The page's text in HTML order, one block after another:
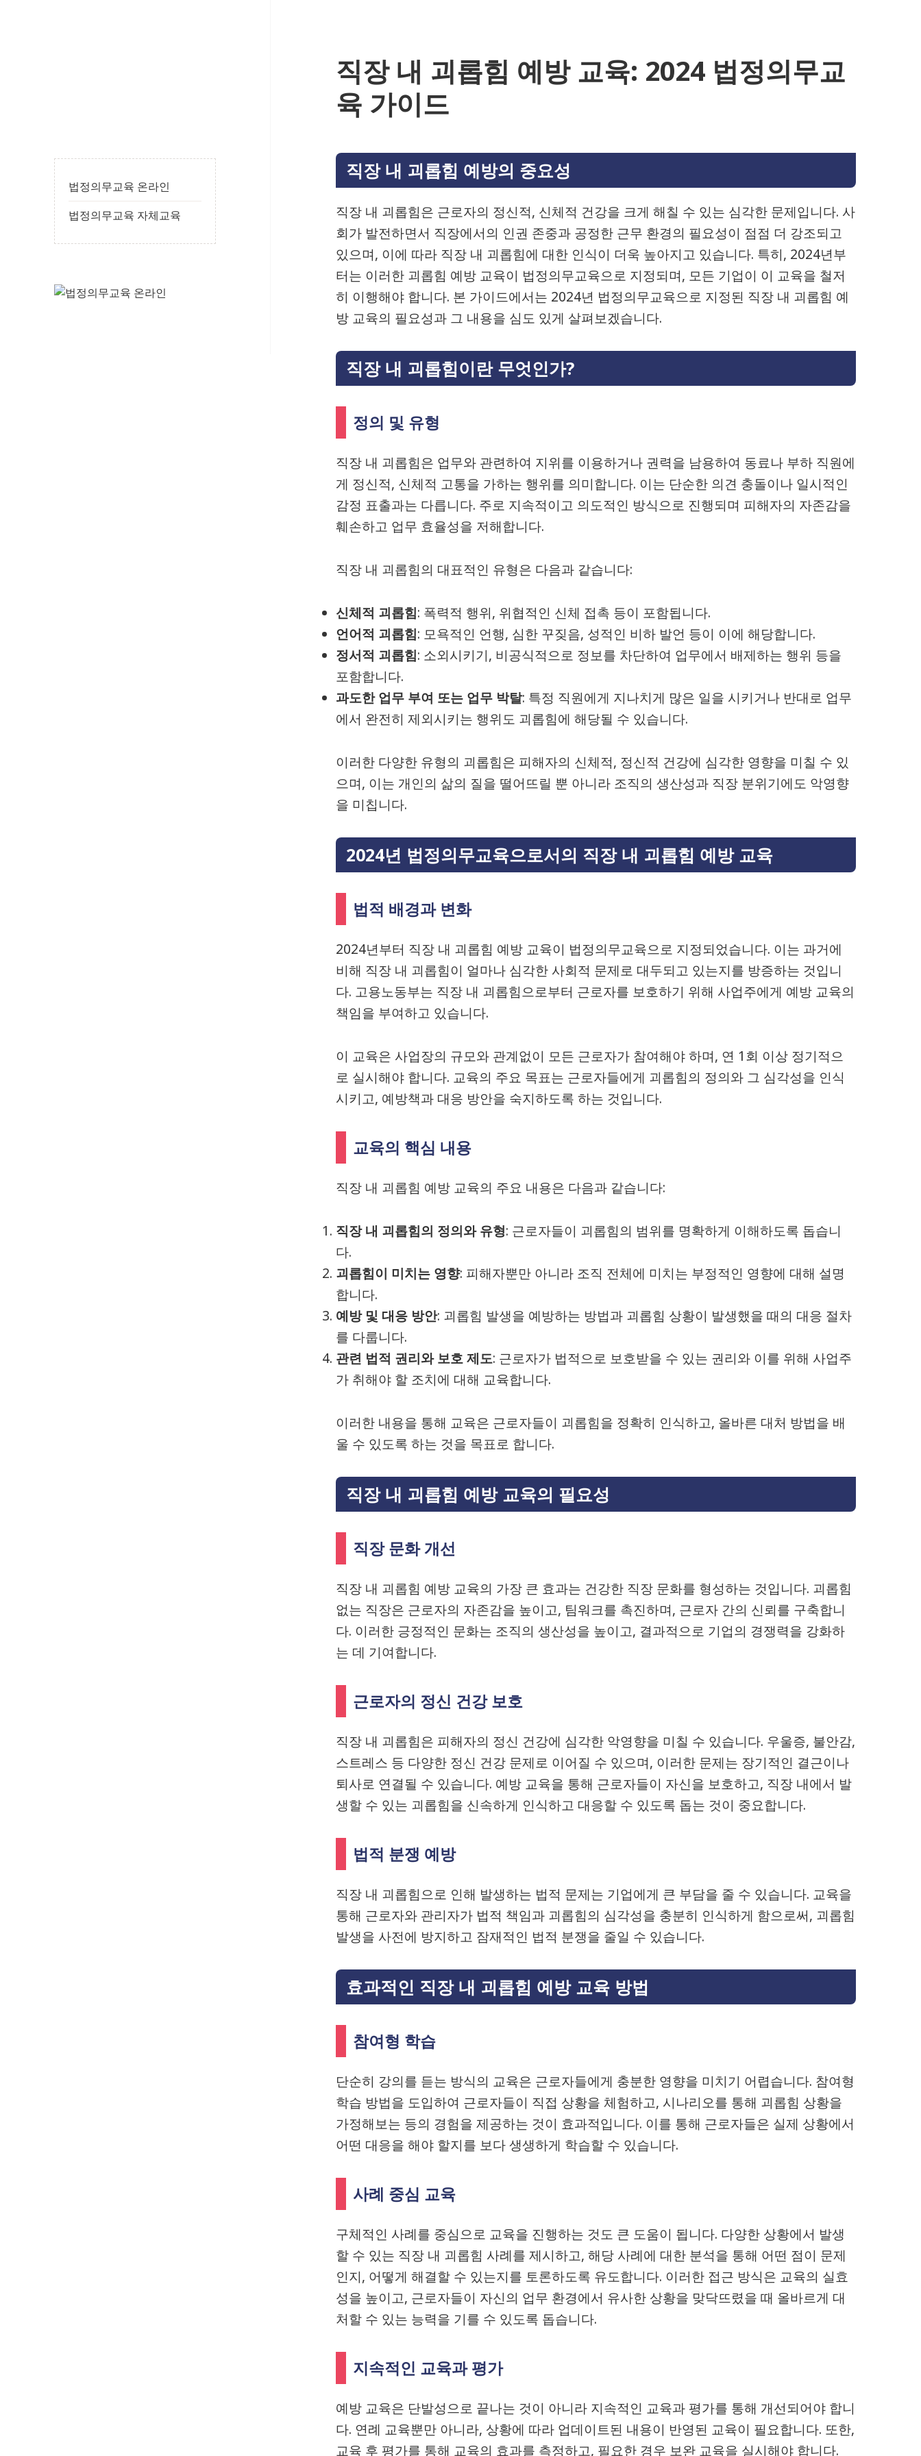
의
무
교
육
온
인
법정의무교육 온라인
법정의무교육 자체교육
직장 내 괴롭힘 예방 교육: 2024 법정의무교
육 가이드
직장 내 괴롭힘 예방의 중요성
직장 내 괴롭힘은 근로자의 정신적, 신체적 건강을 크게 해칠 수 있는 심각한 문제입니다. 사
회가 발전하면서 직장에서의 인권 존중과 공정한 근무 환경의 필요성이 점점 더 강조되고
있으며, 이에 따라 직장 내 괴롭힘에 대한 인식이 더욱 높아지고 있습니다. 특히, 2024년부
터는 이러한 괴롭힘 예방 교육이 법정의무교육으로 지정되며, 모든 기업이 이 교육을 철저
히 이행해야 합니다. 본 가이드에서는 2024년 법정의무교육으로 지정된 직장 내 괴롭힘 예
방 교육의 필요성과 그 내용을 심도 있게 살펴보겠습니다.
직장 내 괴롭힘이란 무엇인가?
정의 및 유형
직장 내 괴롭힘은 업무와 관련하여 지위를 이용하거나 권력을 남용하여 동료나 부하 직원에
게 정신적, 신체적 고통을 가하는 행위를 의미합니다. 이는 단순한 의견 충돌이나 일시적인
감정 표출과는 다릅니다. 주로 지속적이고 의도적인 방식으로 진행되며 피해자의 자존감을
훼손하고 업무 효율성을 저해합니다.
직장 내 괴롭힘의 대표적인 유형은 다음과 같습니다:
신체적 괴롭힘: 폭력적 행위, 위협적인 신체 접촉 등이 포함됩니다.
언어적 괴롭힘: 모욕적인 언행, 심한 꾸짖음, 성적인 비하 발언 등이 이에 해당합니다.
정서적 괴롭힘: 소외시키기, 비공식적으로 정보를 차단하여 업무에서 배제하는 행위 등을
포함합니다.
과도한 업무 부여 또는 업무 박탈: 특정 직원에게 지나치게 많은 일을 시키거나 반대로 업무
에서 완전히 제외시키는 행위도 괴롭힘에 해당될 수 있습니다.
이러한 다양한 유형의 괴롭힘은 피해자의 신체적, 정신적 건강에 심각한 영향을 미칠 수 있
으며, 이는 개인의 삶의 질을 떨어뜨릴 뿐 아니라 조직의 생산성과 직장 분위기에도 악영향
을 미칩니다.
2024년 법정의무교육으로서의 직장 내 괴롭힘 예방 교육
법적 배경과 변화
2024년부터 직장 내 괴롭힘 예방 교육이 법정의무교육으로 지정되었습니다. 이는 과거에
비해 직장 내 괴롭힘이 얼마나 심각한 사회적 문제로 대두되고 있는지를 방증하는 것입니
다. 고용노동부는 직장 내 괴롭힘으로부터 근로자를 보호하기 위해 사업주에게 예방 교육의
책임을 부여하고 있습니다.
이 교육은 사업장의 규모와 관계없이 모든 근로자가 참여해야 하며, 연 1회 이상 정기적으
로 실시해야 합니다. 교육의 주요 목표는 근로자들에게 괴롭힘의 정의와 그 심각성을 인식
시키고, 예방책과 대응 방안을 숙지하도록 하는 것입니다.
교육의 핵심 내용
직장 내 괴롭힘 예방 교육의 주요 내용은 다음과 같습니다:
직장 내 괴롭힘의 정의와 유형: 근로자들이 괴롭힘의 범위를 명확하게 이해하도록 돕습니
다.
괴롭힘이 미치는 영향: 피해자뿐만 아니라 조직 전체에 미치는 부정적인 영향에 대해 설명
합니다.
예방 및 대응 방안: 괴롭힘 발생을 예방하는 방법과 괴롭힘 상황이 발생했을 때의 대응 절차
를 다룹니다.
관련 법적 권리와 보호 제도: 근로자가 법적으로 보호받을 수 있는 권리와 이를 위해 사업주
가 취해야 할 조치에 대해 교육합니다.
이러한 내용을 통해 교육은 근로자들이 괴롭힘을 정확히 인식하고, 올바른 대처 방법을 배
울 수 있도록 하는 것을 목표로 합니다.
직장 내 괴롭힘 예방 교육의 필요성
직장 문화 개선
직장 내 괴롭힘 예방 교육의 가장 큰 효과는 건강한 직장 문화를 형성하는 것입니다. 괴롭힘
없는 직장은 근로자의 자존감을 높이고, 팀워크를 촉진하며, 근로자 간의 신뢰를 구축합니
다. 이러한 긍정적인 문화는 조직의 생산성을 높이고, 결과적으로 기업의 경쟁력을 강화하
는 데 기여합니다.
근로자의 정신 건강 보호
직장 내 괴롭힘은 피해자의 정신 건강에 심각한 악영향을 미칠 수 있습니다. 우울증, 불안감,
스트레스 등 다양한 정신 건강 문제로 이어질 수 있으며, 이러한 문제는 장기적인 결근이나
퇴사로 연결될 수 있습니다. 예방 교육을 통해 근로자들이 자신을 보호하고, 직장 내에서 발
생할 수 있는 괴롭힘을 신속하게 인식하고 대응할 수 있도록 돕는 것이 중요합니다.
법적 분쟁 예방
직장 내 괴롭힘으로 인해 발생하는 법적 문제는 기업에게 큰 부담을 줄 수 있습니다. 교육을
통해 근로자와 관리자가 법적 책임과 괴롭힘의 심각성을 충분히 인식하게 함으로써, 괴롭힘
발생을 사전에 방지하고 잠재적인 법적 분쟁을 줄일 수 있습니다.
효과적인 직장 내 괴롭힘 예방 교육 방법
참여형 학습
단순히 강의를 듣는 방식의 교육은 근로자들에게 충분한 영향을 미치기 어렵습니다. 참여형
학습 방법을 도입하여 근로자들이 직접 상황을 체험하고, 시나리오를 통해 괴롭힘 상황을
가정해보는 등의 경험을 제공하는 것이 효과적입니다. 이를 통해 근로자들은 실제 상황에서
어떤 대응을 해야 할지를 보다 생생하게 학습할 수 있습니다.
사례 중심 교육
구체적인 사례를 중심으로 교육을 진행하는 것도 큰 도움이 됩니다. 다양한 상황에서 발생
할 수 있는 직장 내 괴롭힘 사례를 제시하고, 해당 사례에 대한 분석을 통해 어떤 점이 문제
인지, 어떻게 해결할 수 있는지를 토론하도록 유도합니다. 이러한 접근 방식은 교육의 실효
성을 높이고, 근로자들이 자신의 업무 환경에서 유사한 상황을 맞닥뜨렸을 때 올바르게 대
처할 수 있는 능력을 기를 수 있도록 돕습니다.
지속적인 교육과 평가
예방 교육은 단발성으로 끝나는 것이 아니라 지속적인 교육과 평가를 통해 개선되어야 합니
다. 연례 교육뿐만 아니라, 상황에 따라 업데이트된 내용이 반영된 교육이 필요합니다. 또한,
교육 후 평가를 통해 교육의 효과를 측정하고, 필요한 경우 보완 교육을 실시해야 합니다.